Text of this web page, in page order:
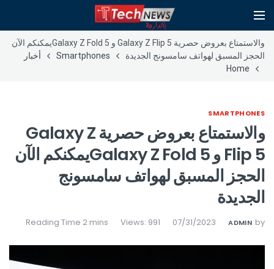
والاستمتاع بعروض حصرية Galaxy Z Flip 5 و Galaxy Z Fold 5يمكنكم الآن
الحجز المسبق لهواتف سامسونج الجديدة
Smartphones
أخبار
Home
SMARTPHONES
والاستمتاع بعروض حصرية Galaxy Z
Flip 5 و Galaxy Z Fold 5يمكنكم الآن
الحجز المسبق لهواتف سامسونج
الجديدة
by
ADMIN
07/31/2023
Views: 991